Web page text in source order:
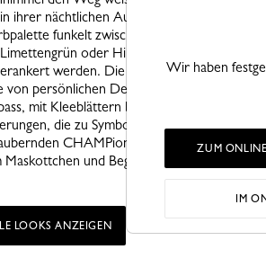
ihrer nächtlichen Ausflüge.
funkelt zwischen Beige- und
oder Himmelblau akzentuiert und
werden. Die Accessoires werden zu
von persönlichen Details begleitet werden:
mit Kleeblättern bestickte Bandanas, zarte
die zu Symbolen werden. Die
CHAMPions – personalisierbare
und Begleiter ihrer Reiserouten.
LOOKS ANZEIGEN
Wir haben
ZUM
IM